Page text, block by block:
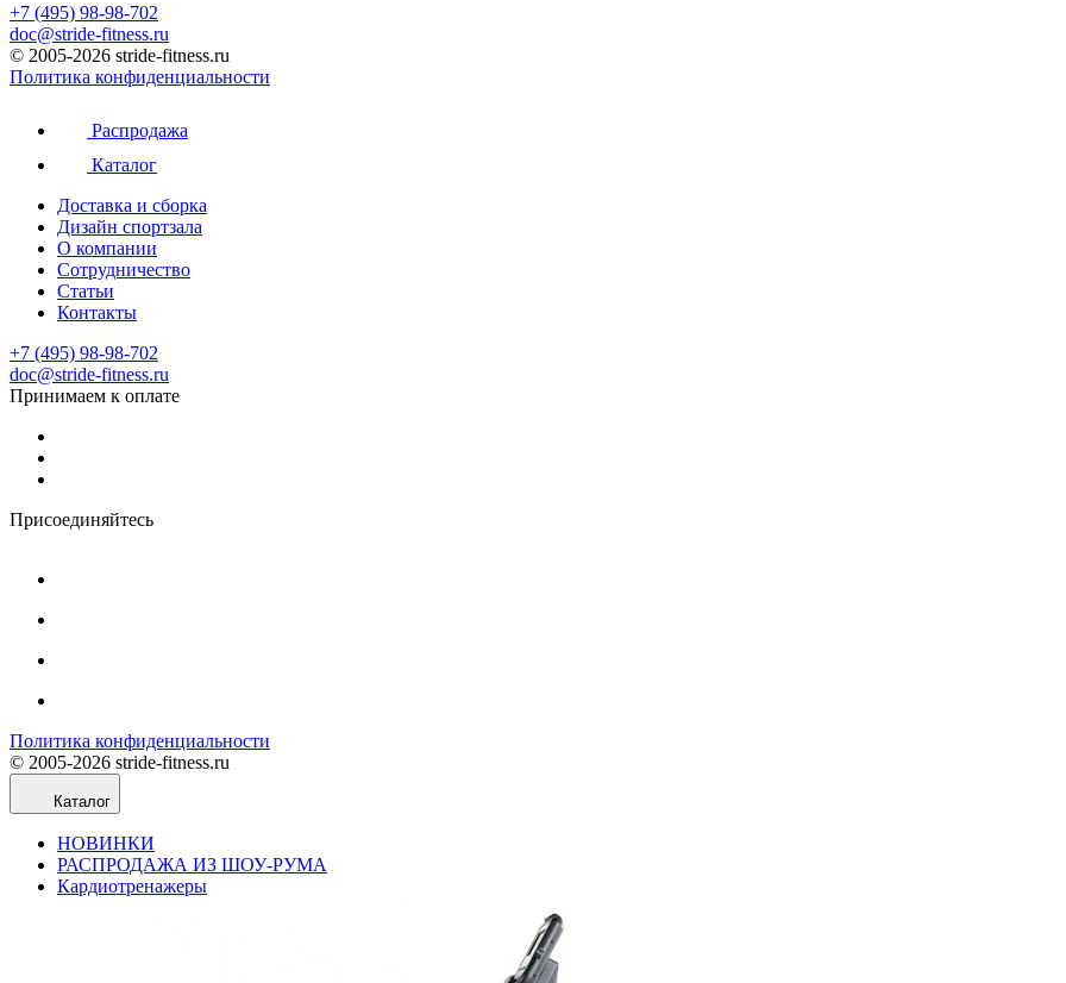
+7 (495) 98-98-702
doc@stride-fitness.ru
© 2005-2026 stride-fitness.ru
Политика конфиденциальности
Распродажа
Каталог
Доставка и сборка
Дизайн спортзала
О компании
Сотрудничество
Статьи
Контакты
+7 (495) 98-98-702
doc@stride-fitness.ru
Принимаем к оплате
Присоединяйтесь
Политика конфиденциальности
© 2005-2026 stride-fitness.ru
Каталог
НОВИНКИ
РАСПРОДАЖА ИЗ ШОУ-РУМА
Кардиотренажеры